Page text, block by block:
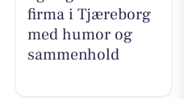
firma i Tjæreborg
med humor og
sammenhold